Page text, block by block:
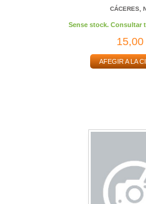
CÁCERES,
Sense stock. Consultar
15,00
AFEGIR A LA